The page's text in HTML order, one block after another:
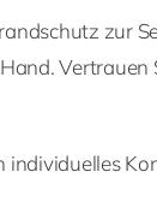
zur